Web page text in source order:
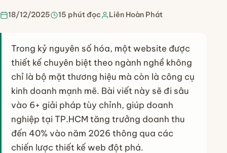
18/12/2025 15 phút đọc Liên Hoàn Phát
Trong kỷ nguyên số hóa, một website được
thiết kế chuyên biệt theo ngành nghề không
chỉ là bộ mặt thương hiệu mà còn là công cụ
kinh doanh mạnh mẽ. Bài viết này sẽ đi sâu
vào 6+ giải pháp tùy chỉnh, giúp doanh
nghiệp tại TP.HCM tăng trưởng doanh thu
đến 40% vào năm 2026 thông qua các
chiến lược thiết kế web đột phá.